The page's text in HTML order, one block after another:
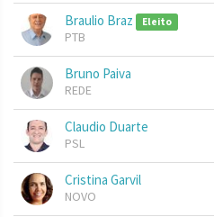
Braulio Braz Eleito
PTB
Bruno Paiva
REDE
Claudio Duarte
PSL
Cristina Garvil
NOVO